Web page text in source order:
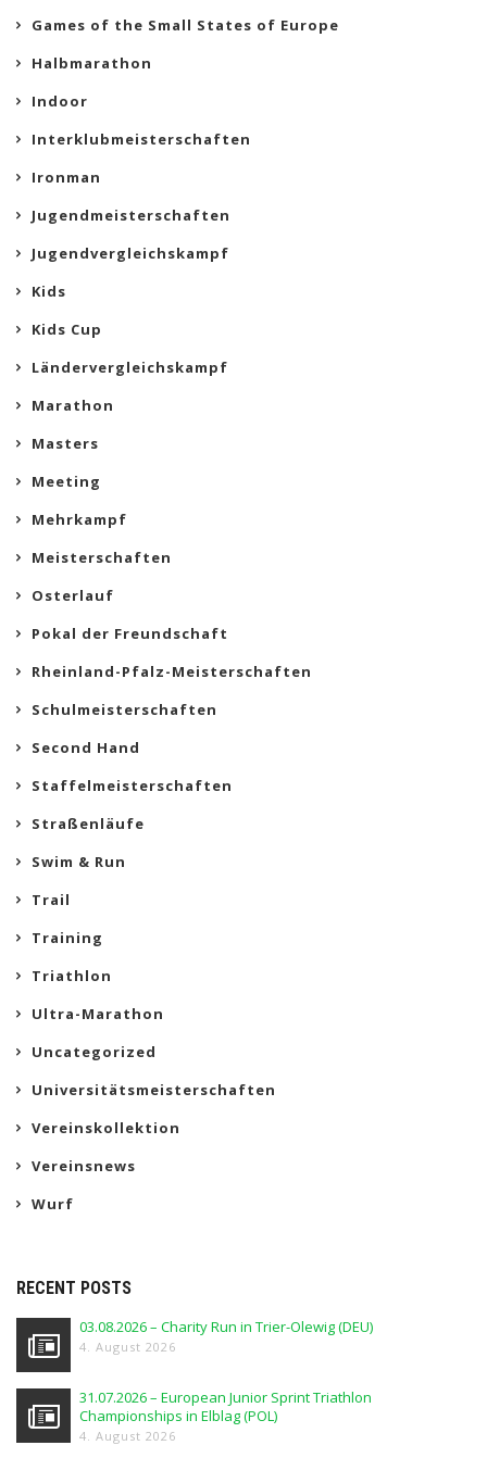
Games of the Small States of Europe
Halbmarathon
Indoor
Interklubmeisterschaften
Ironman
Jugendmeisterschaften
Jugendvergleichskampf
Kids
Kids Cup
Ländervergleichskampf
Marathon
Masters
Meeting
Mehrkampf
Meisterschaften
Osterlauf
Pokal der Freundschaft
Rheinland-Pfalz-Meisterschaften
Schulmeisterschaften
Second Hand
Staffelmeisterschaften
Straßenläufe
Swim & Run
Trail
Training
Triathlon
Ultra-Marathon
Uncategorized
Universitätsmeisterschaften
Vereinskollektion
Vereinsnews
Wurf
RECENT POSTS
03.08.2026 – Charity Run in Trier-Olewig (DEU)
4. August 2026
31.07.2026 – European Junior Sprint Triathlon
Championships in Elblag (POL)
4. August 2026